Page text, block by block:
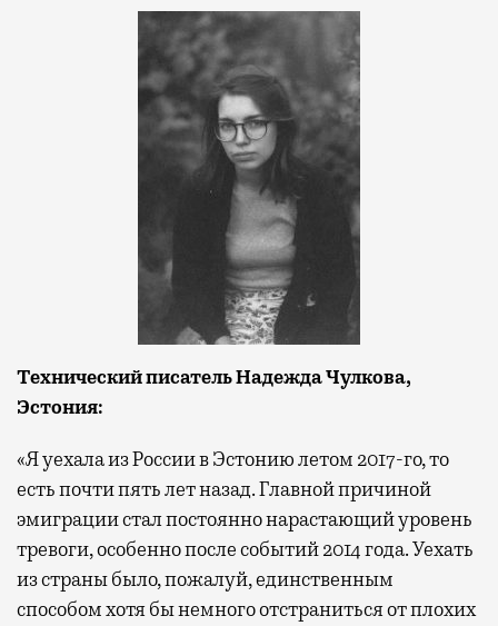
Технический писатель Надежда Чулкова,
Эстония:
«Я уехала из России в Эстонию летом 2017-го, то
есть почти пять лет назад. Главной причиной
эмиграции стал постоянно нарастающий уровень
тревоги, особенно после событий 2014 года. Уехать
из страны было, пожалуй, единственным
способом хотя бы немного отстраниться от плохих